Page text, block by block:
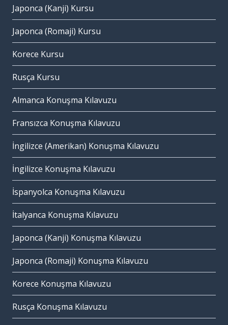
Japonca (Kanji) Kursu
Japonca (Romaji) Kursu
Korece Kursu
Rusça Kursu
Almanca Konuşma Kılavuzu
Fransızca Konuşma Kılavuzu
İngilizce (Amerikan) Konuşma Kılavuzu
İngilizce Konuşma Kılavuzu
İspanyolca Konuşma Kılavuzu
İtalyanca Konuşma Kılavuzu
Japonca (Kanji) Konuşma Kılavuzu
Japonca (Romaji) Konuşma Kılavuzu
Korece Konuşma Kılavuzu
Rusça Konuşma Kılavuzu